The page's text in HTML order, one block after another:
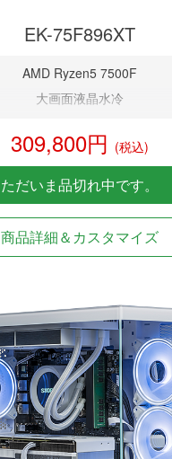
EK-75F896XT
AMD Ryzen5 7500F
大画面液晶水冷
RX 9060XT 16G
NVMeSSD 1TB
無線LAN Bluetooth対応
Windows11 Home 64bit
309,800円 (税込)
ただいま品切れ中です。
商品詳細＆カスタマイズ